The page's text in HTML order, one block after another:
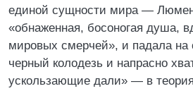
единой сущности мира —
«обнаженная, босоногая душа,
мировых смерчей», и падала на
черный колодезь и напрасно
ускользающие дали» — в